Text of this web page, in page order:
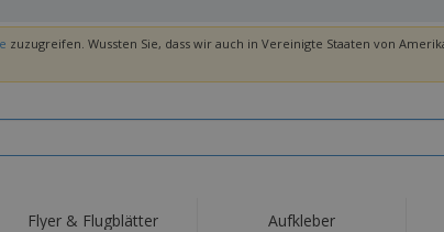
zuzugreifen. Wussten Sie, dass wir auch in Vereinigte Staaten von
Flyer & Flugblätter Aufkleber